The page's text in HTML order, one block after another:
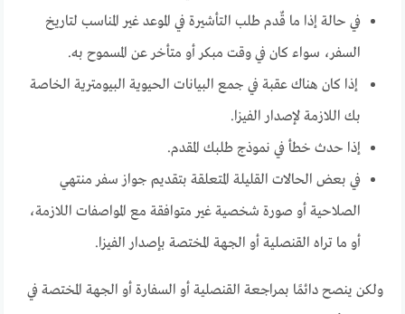
في حالة إذا ما قٌدم طلب التأشيرة في الموعد غير المناسب لتاريخ
السفر، سواء كان في وقت مبكر أو متأخر عن المسموح به.
إذا كان هناك عقبة في جمع البيانات الحيوية البيومترية الخاصة
بك اللازمة لإصدار الفيزا.
إذا حدث خطأ في نموذج طلبك المقدم.
في بعض الحالات القليلة المتعلقة بتقديم جواز سفر منتهي
الصلاحية أو صورة شخصية غير متوافقة مع المواصفات اللازمة،
أو ما تراه القنصلية أو الجهة المختصة بإصدار الفيزا.
ولكن ينصح دائمًا بمراجعة القنصلية أو السفارة أو الجهة المختصة في